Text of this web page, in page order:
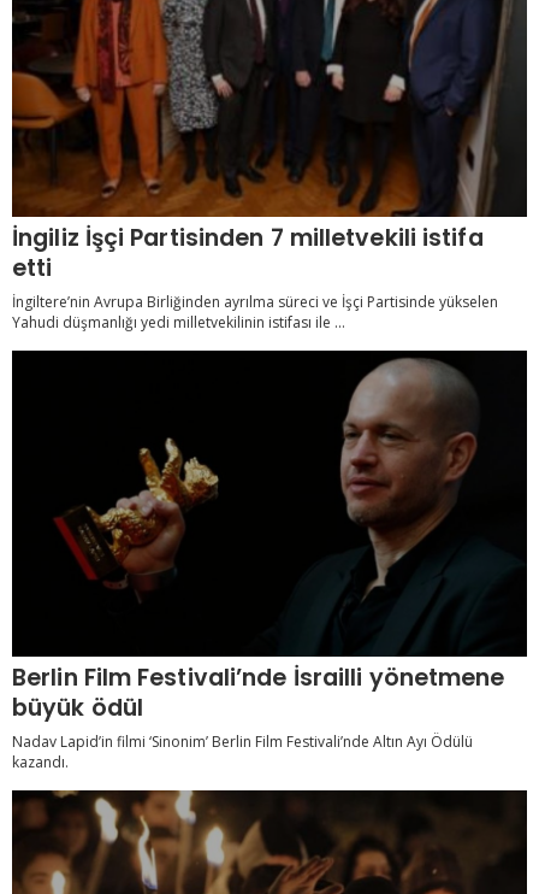
İngiliz İşçi Partisinden 7 milletvekili istifa
etti
İngiltere’nin Avrupa Birliğinden ayrılma süreci ve İşçi Partisinde yükselen
Yahudi düşmanlığı yedi milletvekilinin istifası ile ...
Berlin Film Festivali’nde İsrailli yönetmene
büyük ödül
Nadav Lapid’in filmi ‘Sinonim’ Berlin Film Festivali’nde Altın Ayı Ödülü
kazandı.